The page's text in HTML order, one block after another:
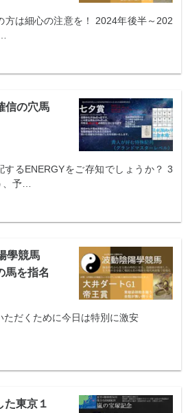
方は細心の注意を！ 2024年後半～202
信の穴馬
するENERGYをご存知でしょうか？ 3
予…
學競馬
馬を指名
だくために今日は特別に激安
た東京１